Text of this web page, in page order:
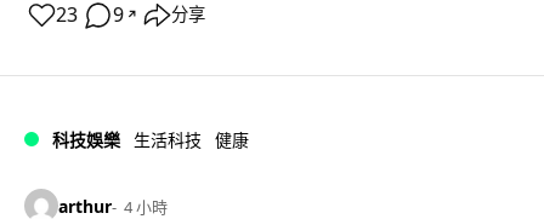
23 9 ↗ 分享
科技娛樂 生活科技 健康
arthur 4 小時